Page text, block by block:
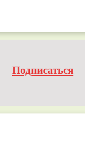
Подписаться